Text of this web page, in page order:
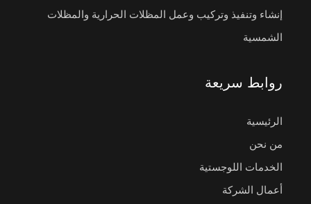
إنشاء وتنفيذ وتركيب وعمل المظلات الحرارية والمظلات
الشمسية
روابط سريعة
الرئيسية
من نحن
الخدمات اللوجستية
أعمال الشركة